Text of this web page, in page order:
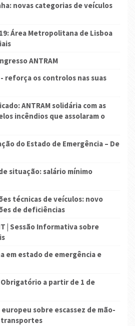
novas categorias de veículos
19: Área Metropolitana de Lisboa
ANTRAM
reforça os controlos nas suas
ANTRAM solidária com as
incêndios que assolaram o
do Estado de Emergência – De
situação: salário mínimo
técnicas de veículos: novo
de deficiências
| Sessão Informativa sobre
em estado de emergência e
Obrigatório a partir de 1 de
sobre escassez de mão-
transportes